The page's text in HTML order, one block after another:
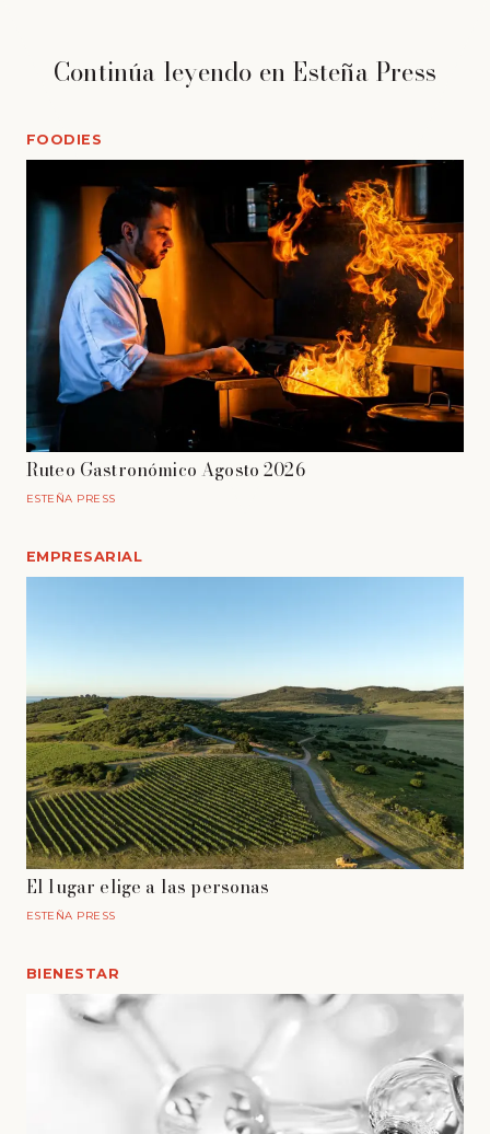
Continúa leyendo en Esteña Press
FOODIES
Ruteo Gastronómico Agosto 2026
ESTEÑA PRESS
EMPRESARIAL
El lugar elige a las personas
ESTEÑA PRESS
BIENESTAR